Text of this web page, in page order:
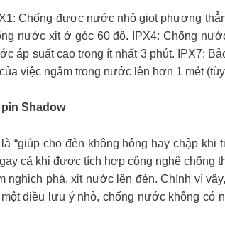
Chống được nước nhỏ giọt phương
nước xịt ở góc 60 độ. IPX4: Chống
áp suất cao trong ít nhất 3 phút. IPX7:
việc ngâm trong nước lên hơn 1 mét
Shadow
“giúp cho đèn không hỏng hay chập
cả khi được tích hợp công nghệ
nghịch phá, xịt nước lên đèn. Chính vì
điều lưu ý nhỏ, chống nước không có